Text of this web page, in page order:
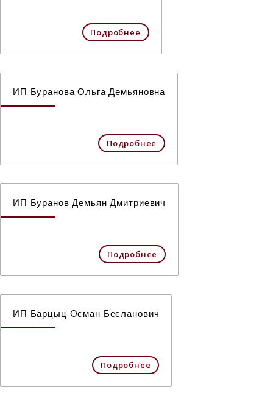
Подробнее
ИП Буранова Ольга Демьяновна
Подробнее
ИП Буранов Демьян Дмитриевич
Подробнее
ИП Барцыц Осман Бесланович
Подробнее